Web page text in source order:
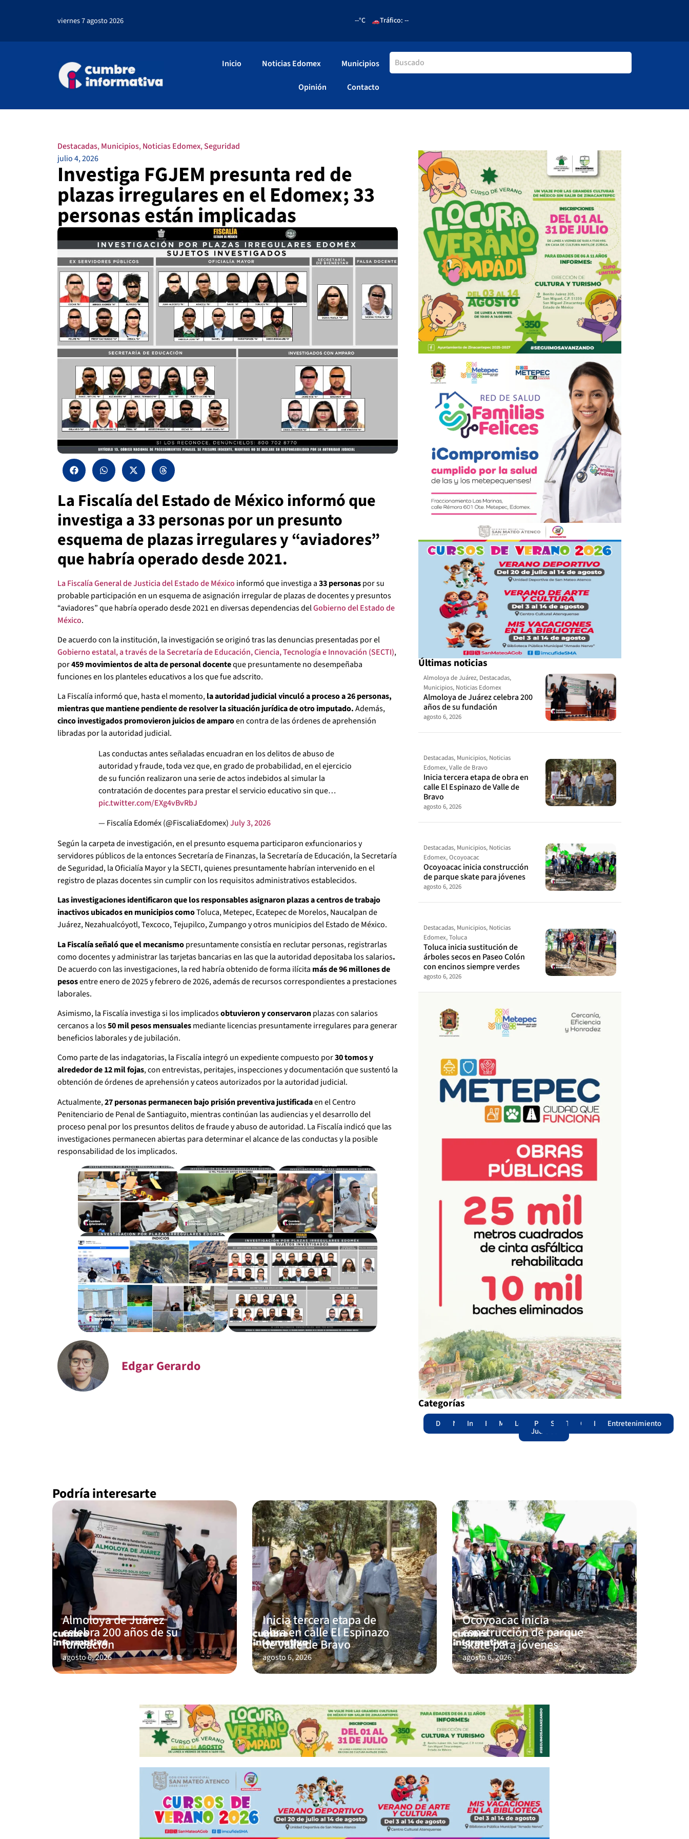
viernes 7 agosto 2026 --°C Tráfico: --
Inicio Noticias Edomex Municipios
Opinión Contacto
Destacadas,Municipios,Noticias Edomex,Seguridad
julio 4, 2026
Investiga FGJEM presunta red de
plazas irregulares en el Edomex; 33
personas están implicadas
La Fiscalía del Estado de México informó que
investiga a 33 personas por un presunto
esquema de plazas irregulares y “aviadores”
que habría operado desde 2021.
La Fiscalía General de Justicia del Estado de México informó que investiga a33 personaspor su
probable participación en un esquema de asignación irregular de plazas de docentes y presuntos
“aviadores” que habría operado desde 2021 en diversas dependencias delGobierno del Estado de
México.
De acuerdo con la institución, la investigación se originó tras las denuncias presentadas por el
Gobierno estatal, a través de la Secretaría de Educación, Ciencia, Tecnología e Innovación (SECTI),
por459 movimientos de alta de personal docenteque presuntamente no desempeñaba
funciones en los planteles educativos a los que fue adscrito.
La Fiscalía informó que, hasta el momento,la autoridad judicial vinculó a proceso a 26 personas,
mientras que mantiene pendiente de resolver la situación jurídica de otro imputado.Además,
cinco investigados promovieron juicios de amparoen contra de las órdenes de aprehensión
libradas por la autoridad judicial.
Las conductas antes señaladas encuadran en los delitos de abuso de
autoridad y fraude, toda vez que, en grado de probabilidad, en el ejercicio
de su función realizaron una serie de actos indebidos al simular la
contratación de docentes para prestar el servicio educativo sin que…
pic.twitter.com/EXg4vBvRbJ
— Fiscalía Edoméx (@FiscaliaEdomex)July 3, 2026
Según la carpeta de investigación, en el presunto esquema participaron exfuncionarios y
servidores públicos de la entonces Secretaría de Finanzas, la Secretaría de Educación, la Secretaría
de Seguridad, la Oficialía Mayor y la SECTI, quienes presuntamente habrían intervenido en el
registro de plazas docentes sin cumplir con los requisitos administrativos establecidos.
Las investigaciones identificaron que los responsables asignaron plazas a centros de trabajo
inactivos ubicados en municipios comoToluca, Metepec, Ecatepec de Morelos, Naucalpan de
Juárez, Nezahualcóyotl, Texcoco, Tejupilco, Zumpango y otros municipios del Estado de México.
La Fiscalía señaló que el mecanismopresuntamente consistía en reclutar personas, registrarlas
como docentes y administrar las tarjetas bancarias en las que la autoridad depositaba los salarios.
De acuerdo con las investigaciones, la red habría obtenido de forma ilícita más de 96 millones de
pesosentre enero de 2025 y febrero de 2026, además de recursos correspondientes a prestaciones
laborales.
Asimismo, la Fiscalía investiga si los implicadosobtuvieron y conservaronplazas con salarios
cercanos a los50 mil pesos mensualesmediante licencias presuntamente irregulares para generar
beneficios laborales y de jubilación.
Como parte de las indagatorias, la Fiscalía integró un expediente compuesto por30 tomos y
alrededor de 12 mil fojas, con entrevistas, peritajes, inspecciones y documentación que sustentó la
obtención de órdenes de aprehensión y cateos autorizados por la autoridad judicial.
Actualmente,27 personas permanecen bajo prisión preventiva justificadaen el Centro
Penitenciario de Penal de Santiaguito, mientras continúan las audiencias y el desarrollo del
proceso penal por los presuntos delitos de fraude y abuso de autoridad. La Fiscalía indicó que las
investigaciones permanecen abiertas para determinar el alcance de las conductas y la posible
responsabilidad de los implicados.
Edgar Gerardo
Últimas noticias
Almoloya de Juárez, Destacadas,
Municipios, Noticias Edomex
Almoloya de Juárez celebra 200
años de su fundación
agosto 6, 2026
Destacadas, Municipios, Noticias
Edomex,Valle de Bravo
Inicia tercera etapa de obra en
calle El Espinazo de Valle de
Bravo
agosto 6, 2026
Destacadas, Municipios, Noticias
Edomex,Ocoyoacac
Ocoyoacac inicia construcción
de parque skate para jóvenes
agosto 6, 2026
Destacadas, Municipios, Noticias
Edomex,Toluca
Toluca inicia sustitución de
árboles secos en Paseo Colón
con encinos siempre verdes
agosto 6, 2026
Categorías
Destacadas
NacionalInternacional
EdomexMunicipiosLegislatura
Poder
Judicial
SeguridadTrámites
OpiniónLomitosEntretenimiento
Podría interesarte
Almoloya de Juárez
celebra 200 años de su
fundación
agosto 6, 2026
Inicia tercera etapa de
obra en calle El Espinazo
de Valle de Bravo
agosto 6, 2026
Ocoyoacac inicia
construcción de parque
skate para jóvenes
agosto 6, 2026